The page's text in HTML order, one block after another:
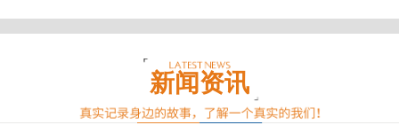
新闻资讯